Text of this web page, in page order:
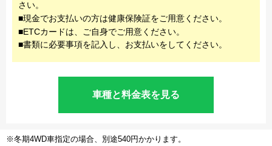
さい。
■現金でお支払いの方は健康保険証をご用意ください。
■ETCカードは、ご自身でご用意ください。
■書類に必要事項を記入し、お支払いをしてください。
車種と料金表を見る
※冬期4WD車指定の場合、別途540円かかります。